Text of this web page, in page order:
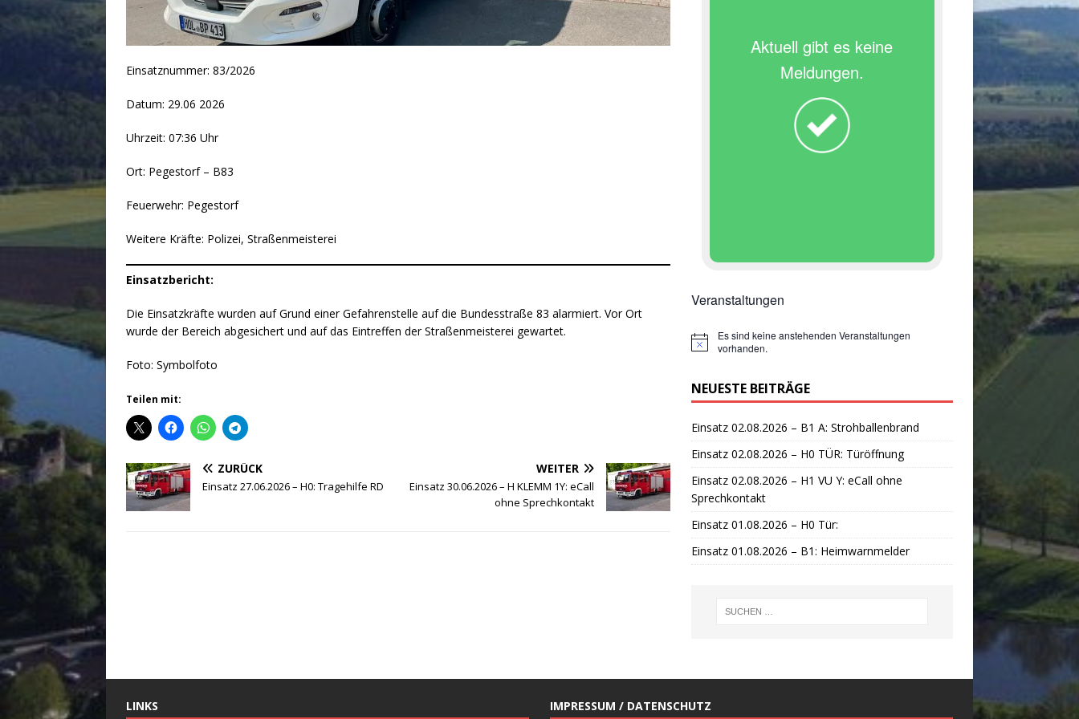
Einsatznummer: 83/2026
Datum: 29.06 2026
Uhrzeit: 07:36 Uhr
Ort: Pegestorf – B83
Feuerwehr: Pegestorf
Weitere Kräfte: Polizei, Straßenmeisterei
Einsatzbericht:
Die Einsatzkräfte wurden auf Grund einer Gefahrenstelle auf die Bundesstraße 83 alarmiert. Vor Ort
wurde der Bereich abgesichert und auf das Eintreffen der Straßenmeisterei gewartet.
Foto: Symbolfoto
Teilen mit:
ZURÜCK
Einsatz 27.06.2026 – H0: Tragehilfe RD
WEITER
Einsatz 30.06.2026 – H KLEMM 1Y: eCall
ohne Sprechkontakt
Aktuell gibt es keine
Meldungen.
Veranstaltungen
H
w
e
s
Es sind keine anstehenden Veranstaltungen
vorhanden.
NEUESTE BEITRÄGE
Einsatz 02.08.2026 – B1 A: Strohballenbrand
Einsatz 02.08.2026 – H0 TÜR: Türöffnung
Einsatz 02.08.2026 – H1 VU Y: eCall ohne
Sprechkontakt
Einsatz 01.08.2026 – H0 Tür:
Einsatz 01.08.2026 – B1: Heimwarnmelder
LINKS IMPRESSUM / DATENSCHUTZ